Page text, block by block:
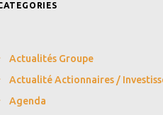
Actualités Groupe
Actualité Actionnaires /
Agenda